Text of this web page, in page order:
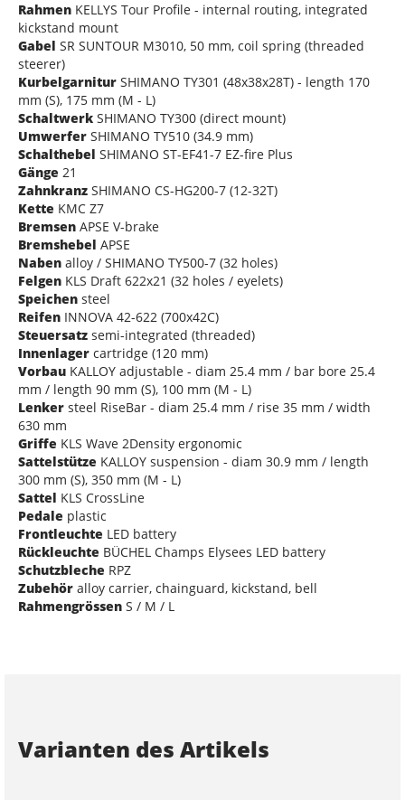
Rahmen KELLYS Tour Profile - internal routing, integrated
kickstand mount
Gabel SR SUNTOUR M3010, 50 mm, coil spring (threaded
steerer)
Kurbelgarnitur SHIMANO TY301 (48x38x28T) - length 170
mm (S), 175 mm (M - L)
Schaltwerk SHIMANO TY300 (direct mount)
Umwerfer SHIMANO TY510 (34.9 mm)
Schalthebel SHIMANO ST-EF41-7 EZ-fire Plus
Gänge 21
Zahnkranz SHIMANO CS-HG200-7 (12-32T)
Kette KMC Z7
Bremsen APSE V-brake
Bremshebel APSE
Naben alloy / SHIMANO TY500-7 (32 holes)
Felgen KLS Draft 622x21 (32 holes / eyelets)
Speichen steel
Reifen INNOVA 42-622 (700x42C)
Steuersatz semi-integrated (threaded)
Innenlager cartridge (120 mm)
Vorbau KALLOY adjustable - diam 25.4 mm / bar bore 25.4
mm / length 90 mm (S), 100 mm (M - L)
Lenker steel RiseBar - diam 25.4 mm / rise 35 mm / width
630 mm
Griffe KLS Wave 2Density ergonomic
Sattelstütze KALLOY suspension - diam 30.9 mm / length
300 mm (S), 350 mm (M - L)
Sattel KLS CrossLine
Pedale plastic
Frontleuchte LED battery
Rückleuchte BÜCHEL Champs Elysees LED battery
Schutzbleche RPZ
Zubehör alloy carrier, chainguard, kickstand, bell
Rahmengrössen S / M / L
Varianten des Artikels